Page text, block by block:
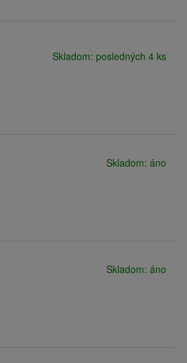
Skladom: posledných 4 ks
Skladom: áno
Skladom: áno